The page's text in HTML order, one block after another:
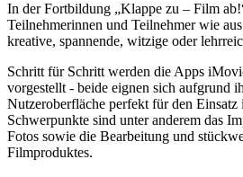
In der Fortbildung „Klappe zu – Film
Teilnehmerinnen und Teilnehmer wie
kreative, spannende, witzige oder
Schritt für Schritt werden die Apps
vorgestellt - beide eignen sich aufgrund
Nutzeroberfläche perfekt für den
Schwerpunkte sind unter anderem das
Fotos sowie die Bearbeitung und
Filmproduktes.